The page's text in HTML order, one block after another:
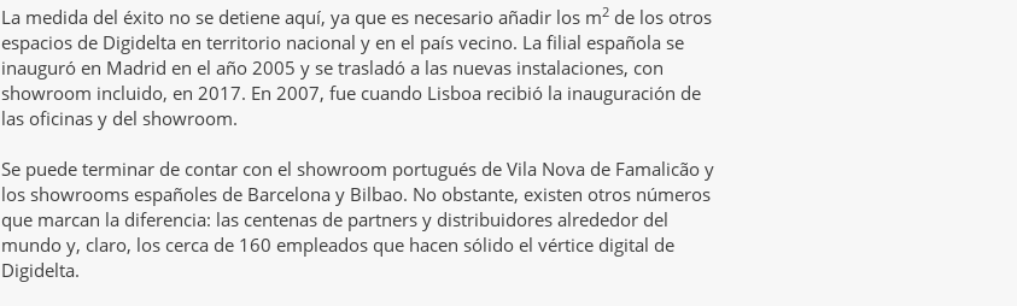
La medida del éxito no se detiene aquí, ya que es necesario añadir los m2 de los otros
espacios de Digidelta en territorio nacional y en el país vecino. La filial española se
inauguró en Madrid en el año 2005 y se trasladó a las nuevas instalaciones, con
showroom incluido, en 2017. En 2007, fue cuando Lisboa recibió la inauguración de
las oficinas y del showroom.
Se puede terminar de contar con el showroom portugués de Vila Nova de Famalicão y
los showrooms españoles de Barcelona y Bilbao. No obstante, existen otros números
que marcan la diferencia: las centenas de partners y distribuidores alrededor del
mundo y, claro, los cerca de 160 empleados que hacen sólido el vértice digital de
Digidelta.